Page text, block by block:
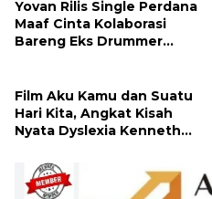
Yovan Rilis Single Perdana
Maaf Cinta Kolaborasi
Bareng Eks Drummer
Film Aku Kamu dan Suatu
Hari Kita, Angkat Kisah
Nyata Dyslexia Kenneth